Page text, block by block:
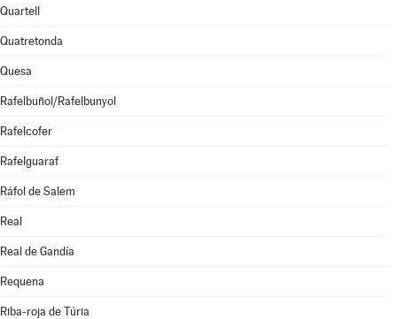
Quartell
Quatretonda
Quesa
Rafelbuñol/Rafelbunyol
Rafelcofer
Rafelguaraf
Ráfol de Salem
Real
Real de Gandía
Requena
Riba-roja de Túria